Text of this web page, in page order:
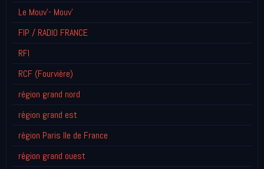
Le Mouv'- Mouv'
FIP / RADIO FRANCE
RFI
RCF (Fourvière)
région grand nord
région grand est
région Paris Ile de France
région grand ouest